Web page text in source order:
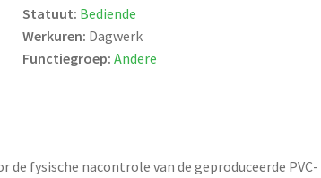
Statuut: Bediende
Werkuren: Dagwerk
Functiegroep:Andere
fysische nacontrole van de geproduceerde PVC-